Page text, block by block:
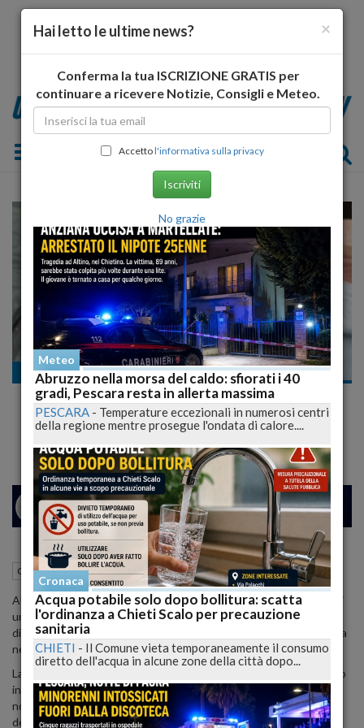
Toggle navigation
Cronaca dal mondo
Intrappolata nell'Auto che Affonda, il
Poliziotto la Salva Così
MILANO 24 27
Cronaca dal mondo 17 Febbraio 2015 16:32
AUCKLAND - Nella sfortunata coincidenza che l'ha vista vittima di
un pauroso incidente nel quale è finita in mare nei pressi del porto
di Waitemata, in Nuova Zelanda, alla fine ha avuto una gran fortuna
nell'incontrare un poliziotto decisamente sveglio e preparato.
La donna alla guida aveva perso il controllo del mezzo che era finito
in mare, l'auto poco a poco stava affondando e lei presa dal panico
non è riuscita ad aprire le portiere, tenute serrate dalla pressione
dell'acqua.
×
Hai letto le ultime news?
Conferma la tua ISCRIZIONE GRATIS per
continuare a ricevere Notizie, Consigli e Meteo.
Accettol'informativa sulla privacy
Iscriviti
No grazie
Meteo
Abruzzo nella morsa del caldo: sfiorati i 40
gradi, Pescara resta in allerta massima
PESCARA - Temperature eccezionali in numerosi centri
della regione mentre prosegue l'ondata di calore....
Cronaca
Acqua potabile solo dopo bollitura: scatta
l'ordinanza a Chieti Scalo per precauzione
sanitaria
CHIETI - Il Comune vieta temporaneamente il consumo
diretto dell'acqua in alcune zone della città dopo...